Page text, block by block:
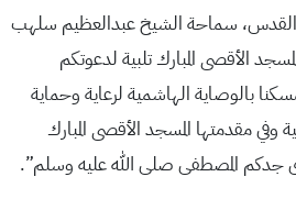
سماحة الشيخ عبدالعظيم سلهب
الأقصى المبارك تلبية لدعوتكم
بالوصاية الهاشمية لرعاية وحماية
وفي مقدمتها المسجد الأقصى المبارك
جدكم المصطفى صلى الله عليه وسلم”.